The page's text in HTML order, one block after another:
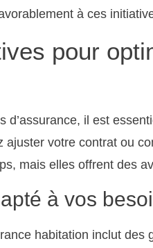
à ces
pour
d’assurance, il est
ajuster votre contrat ou
mais elles offrent des
à vos
habitation inclut